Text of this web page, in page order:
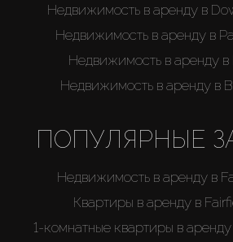
Недвижимость в аренду в
Недвижимость в аренду в
Недвижимость в аренду
Недвижимость в аренду в
ПОПУЛЯРНЫЕ
Недвижимость в аренду в
Квартиры в аренду в
1-комнатные квартиры в